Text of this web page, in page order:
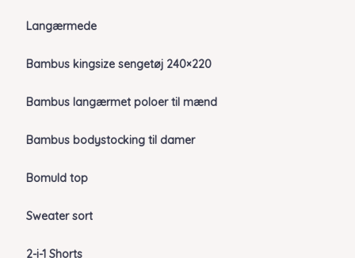
Langærmede
Bambus kingsize sengetøj 240×220
Bambus langærmet poloer til mænd
Bambus bodystocking til damer
Bomuld top
Sweater sort
2-i-1 Shorts